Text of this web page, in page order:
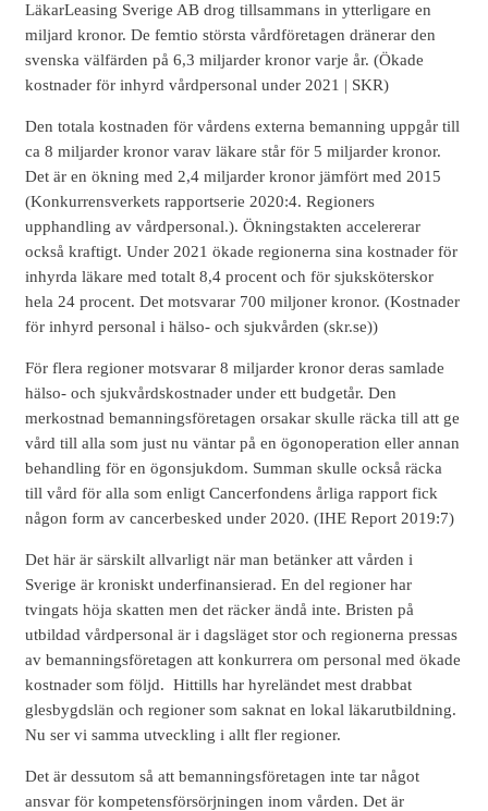
LäkarLeasing Sverige AB drog tillsammans in ytterligare en
miljard kronor. De femtio största vårdföretagen dränerar den
svenska välfärden på 6,3 miljarder kronor varje år. (Ökade
kostnader för inhyrd vårdpersonal under 2021 | SKR)
Den totala kostnaden för vårdens externa bemanning uppgår till
ca 8 miljarder kronor varav läkare står för 5 miljarder kronor.
Det är en ökning med 2,4 miljarder kronor jämfört med 2015
(Konkurrensverkets rapportserie 2020:4. Regioners
upphandling av vårdpersonal.). Ökningstakten accelererar
också kraftigt. Under 2021 ökade regionerna sina kostnader för
inhyrda läkare med totalt 8,4 procent och för sjuksköterskor
hela 24 procent. Det motsvarar 700 miljoner kronor. (Kostnader
för inhyrd personal i hälso- och sjukvården (skr.se))
För flera regioner motsvarar 8 miljarder kronor deras samlade
hälso- och sjukvårdskostnader under ett budgetår. Den
merkostnad bemanningsföretagen orsakar skulle räcka till att ge
vård till alla som just nu väntar på en ögonoperation eller annan
behandling för en ögonsjukdom. Summan skulle också räcka
till vård för alla som enligt Cancerfondens årliga rapport fick
någon form av cancerbesked under 2020. (IHE Report 2019:7)
Det här är särskilt allvarligt när man betänker att vården i
Sverige är kroniskt underfinansierad. En del regioner har
tvingats höja skatten men det räcker ändå inte. Bristen på
utbildad vårdpersonal är i dagsläget stor och regionerna pressas
av bemanningsföretagen att konkurrera om personal med ökade
kostnader som följd. Hittills har hyreländet mest drabbat
glesbygdslän och regioner som saknat en lokal läkarutbildning.
Nu ser vi samma utveckling i allt fler regioner.
Det är dessutom så att bemanningsföretagen inte tar något
ansvar för kompetensförsörjningen inom vården. Det är